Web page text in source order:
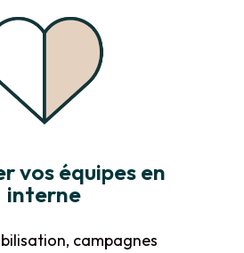
vos équipes en
interne
campagnes